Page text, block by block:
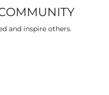
and inspire others.